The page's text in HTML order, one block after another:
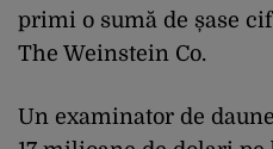
primi o sumă de șase
The Weinstein Co.
Un examinator de